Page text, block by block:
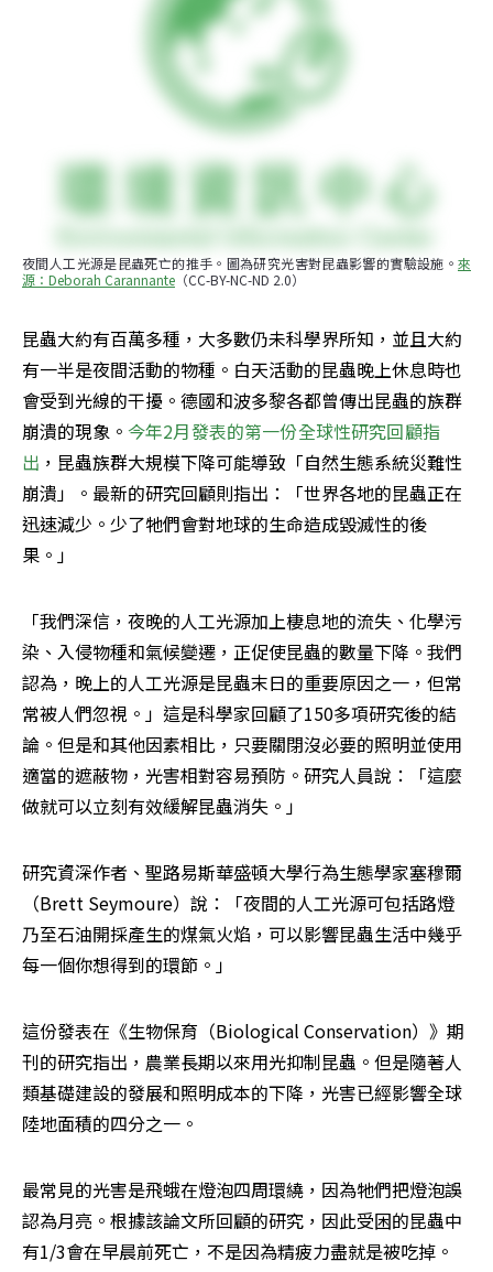
夜間人工光源是昆蟲死亡的推手。圖為研究光害對昆蟲影響的實驗設施。 來
源：Deborah Carannante （CC-BY-NC-ND 2.0）
昆蟲大約有百萬多種，大多數仍未科學界所知，並且大約
有一半是夜間活動的物種。白天活動的昆蟲晚上休息時也
會受到光線的干擾。德國和波多黎各都曾傳出昆蟲的族群
崩潰的現象。 今年2月發表的第一份全球性研究回顧指
出 ，昆蟲族群大規模下降可能導致「自然生態系統災難性
崩潰」。最新的研究回顧則指出：「世界各地的昆蟲正在
迅速減少。少了牠們會對地球的生命造成毀滅性的後
果。」
「我們深信，夜晚的人工光源加上棲息地的流失、化學污
染、入侵物種和氣候變遷，正促使昆蟲的數量下降。我們
認為，晚上的人工光源是昆蟲末日的重要原因之一，但常
常被人們忽視。」這是科學家回顧了150多項研究後的結
論。但是和其他因素相比，只要關閉沒必要的照明並使用
適當的遮蔽物，光害相對容易預防。研究人員說：「這麼
做就可以立刻有效緩解昆蟲消失。」
研究資深作者、聖路易斯華盛頓大學行為生態學家塞穆爾
（Brett Seymoure）說：「夜間的人工光源可包括路燈
乃至石油開採產生的煤氣火焰，可以影響昆蟲生活中幾乎
每一個你想得到的環節。」
這份發表在《生物保育（Biological Conservation）》期
刊的研究指出，農業長期以來用光抑制昆蟲。但是隨著人
類基礎建設的發展和照明成本的下降，光害已經影響全球
陸地面積的四分之一。
最常見的光害是飛蛾在燈泡四周環繞，因為牠們把燈泡誤
認為月亮。根據該論文所回顧的研究，因此受困的昆蟲中
有1/3會在早晨前死亡，不是因為精疲力盡就是被吃掉。